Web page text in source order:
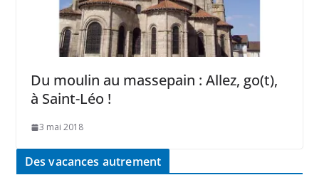
Du moulin au massepain : Allez, go(t),
à Saint-Léo !
3 mai 2018
Des vacances autrement